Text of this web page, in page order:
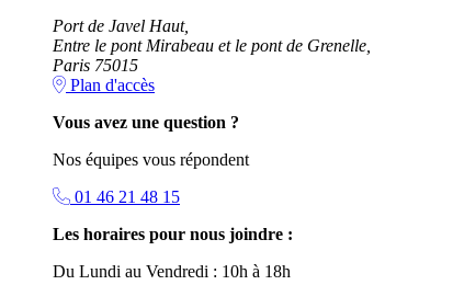
Port de Javel Haut,
Entre le pont Mirabeau et le pont de Grenelle,
Paris 75015
Plan d'accès
Vous avez une question ?
Nos équipes vous répondent
01 46 21 48 15
Les horaires pour nous joindre :
Du Lundi au Vendredi : 10h à 18h